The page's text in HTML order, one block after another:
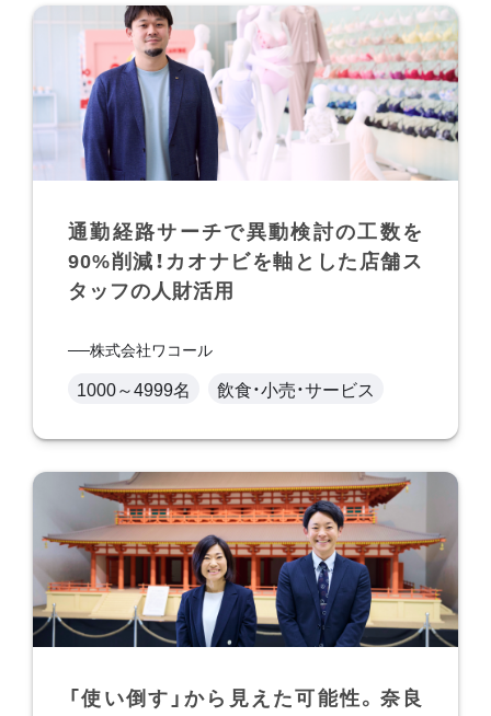
通勤経路サーチで異動検討の工数を
90%削減！カオナビを軸とした店舗ス
タッフの人財活用
株式会社ワコール
1000～4999名 飲食・小売・サービス
「使い倒す」から見えた可能性。奈良